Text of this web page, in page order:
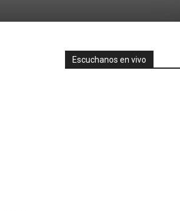
Escuchanos en vivo